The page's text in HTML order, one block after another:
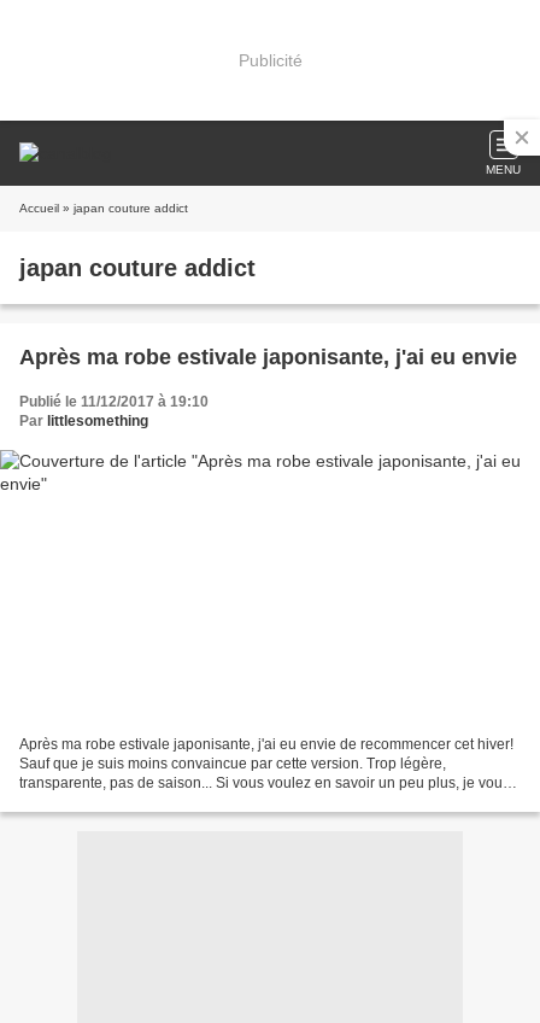
Publicité
MENU
Accueil » japan couture addict
japan couture addict
Après ma robe estivale japonisante, j'ai eu envie
Publié le 11/12/2017 à 19:10
Par littlesomething
Après ma robe estivale japonisante, j'ai eu envie de recommencer cet hiver!
Sauf que je suis moins convaincue par cette version. Trop légère,
transparente, pas de saison... Si vous voulez en savoir un peu plus, je vous